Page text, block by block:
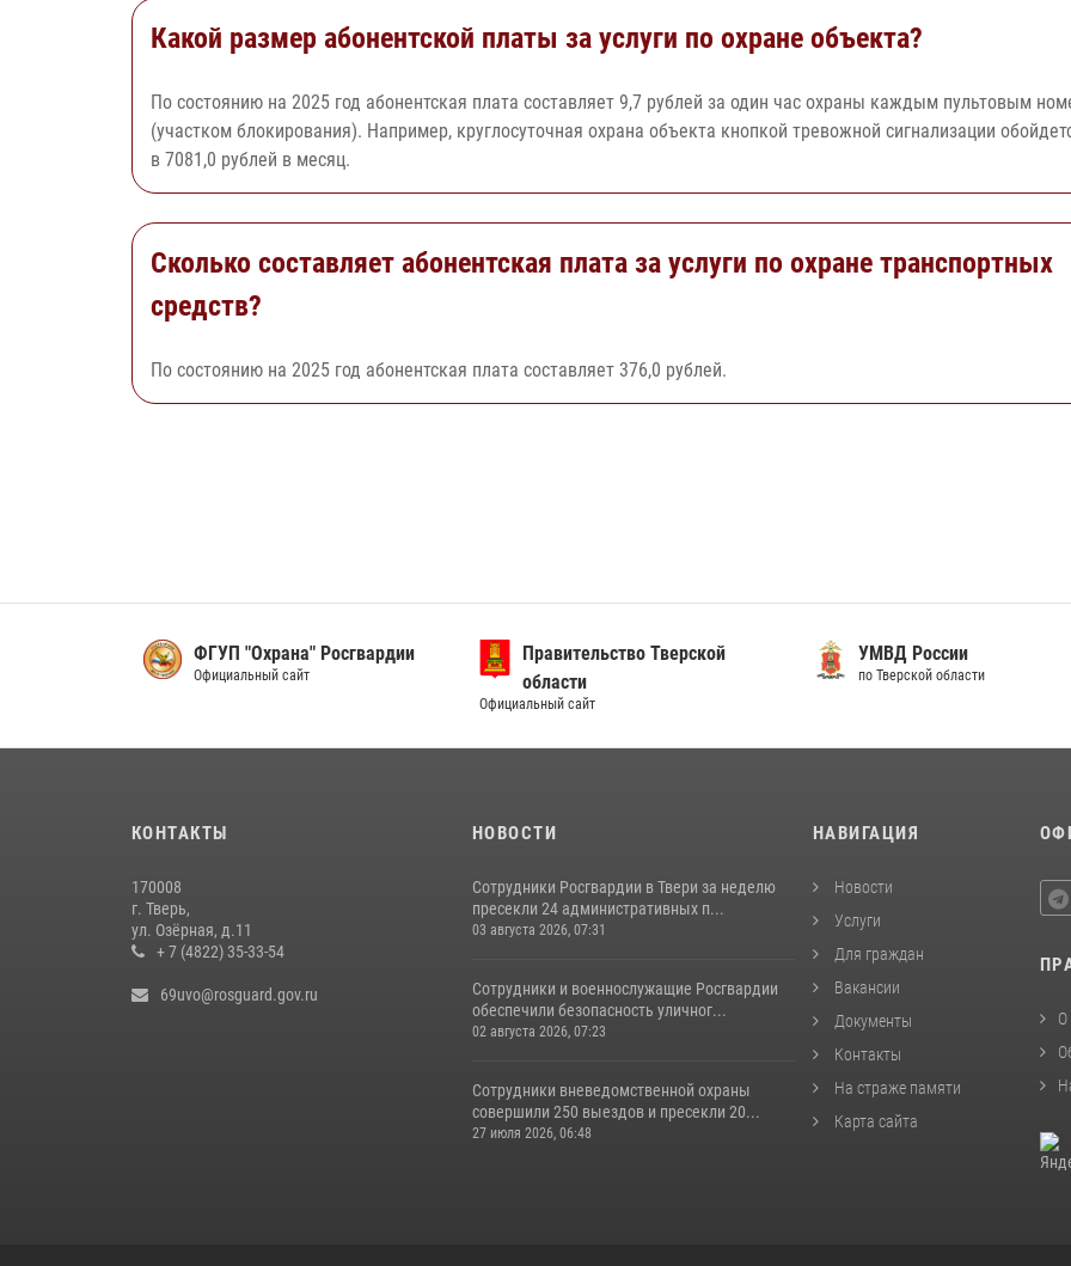
Какой размер абонентской платы за услуги по охране объекта?
По состоянию на 2025 год абонентская плата составляет 9,7 рублей за один час охраны каждым пультовым
(участком блокирования). Например, круглосуточная охрана объекта кнопкой тревожной сигнализации
в 7081,0 рублей в месяц.
Сколько составляет абонентская плата за услуги по охране транспортных
средств?
По состоянию на 2025 год абонентская плата составляет 376,0 рублей.
ФГУП "Охрана" Росгвардии
Официальный сайт
Правительство Тверской
области
Официальный сайт
УМВД России
по Тверской области
КОНТАКТЫ
170008
г. Тверь,
ул. Озёрная, д.11
+ 7 (4822) 35-33-54
69uvo@rosguard.gov.ru
НОВОСТИ
Сотрудники Росгвардии в Твери за неделю
пресекли 24 административных п...
03 августа 2026, 07:31
Сотрудники и военнослужащие Росгвардии
обеспечили безопасность уличног...
02 августа 2026, 07:23
Сотрудники вневедомственной охраны
совершили 250 выездов и пресекли 20...
27 июля 2026, 06:48
НАВИГАЦИЯ
Новости
Услуги
Для граждан
Вакансии
Документы
Контакты
На страже памяти
Карта сайта
О